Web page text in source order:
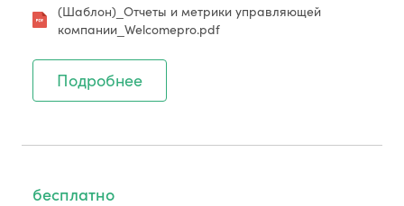
(Шаблон)_Отчеты и метрики управляющей
компании_Welcomepro.pdf
Подробнее
бесплатно